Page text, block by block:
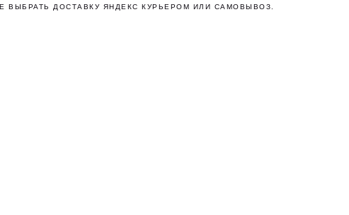
ДОСТАВКУ ЯНДЕКС КУРЬЕРОМ ИЛИ САМОВЫВОЗ.